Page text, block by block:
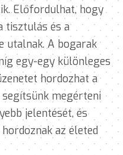
Előfordulhat, hogy
tisztulás és a
utalnak. A bogarak
egy-egy különleges
hordozhat a
megérteni
jelentését, és
az életed